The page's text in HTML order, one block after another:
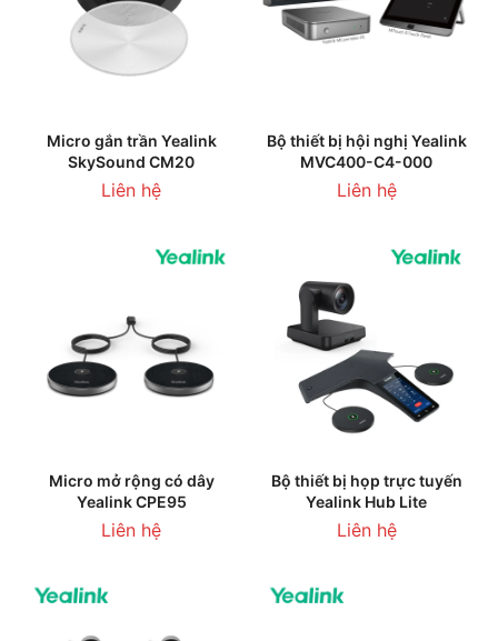
Micro gắn trần Yealink
SkySound CM20
Liên hệ
Bộ thiết bị hội nghị Yealink
MVC400-C4-000
Liên hệ
Micro mở rộng có dây
Yealink CPE95
Liên hệ
Bộ thiết bị họp trực tuyến
Yealink Hub Lite
Liên hệ